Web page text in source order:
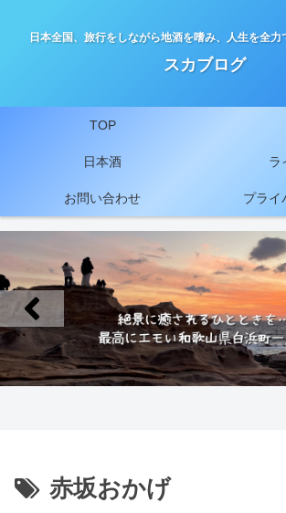
日本全国、旅行をしながら地酒を嗜み、人生を全
スカブログ
TOP
日本酒 ラ
お問い合わせ プライ
赤坂おかげ